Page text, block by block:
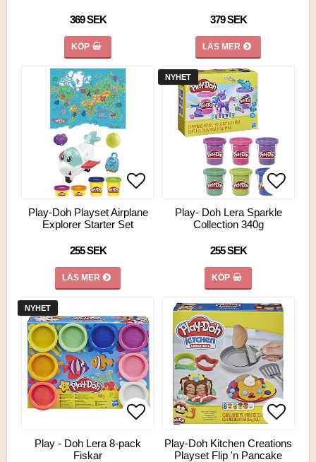
369 SEK
KÖP
379 SEK
LÄS MER
Lägg till i favoritlistan
Lägg till i favoritlistan
Play-Doh Playset Airplane
Explorer Starter Set
255 SEK
LÄS MER
NYHET
Lägg
Lägg
Play- Doh Lera Sparkle
Collection 340g
255 SEK
KÖP
NYHET
Lägg till i favoritlistan
Play - Doh Lera 8-pack
Fiskar
Lägg
Lägg
Play-Doh Kitchen Creations
Playset Flip 'n Pancake